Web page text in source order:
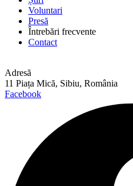
Voluntari
Presă
Întrebări frecvente
Contact
Adresă
11 Piața Mică, Sibiu, România
Facebook